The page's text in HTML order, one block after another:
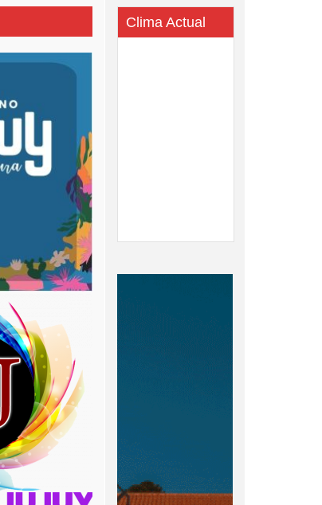
Clima Actual